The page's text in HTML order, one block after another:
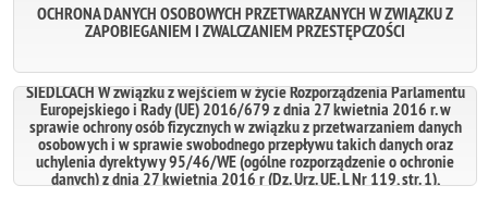
OCHRONA DANYCH OSOBOWYCH PRZETWARZANYCH W ZWIĄZKU Z
ZAPOBIEGANIEM I ZWALCZANIEM PRZESTĘPCZOŚCI
DANE OSOBOWE PRZETWARZANE W TRYBIE RODO W KMP W
SIEDLCACH W związku z wejściem w życie Rozporządzenia Parlamentu
Europejskiego i Rady (UE) 2016/679 z dnia 27 kwietnia 2016 r. w
sprawie ochrony osób fizycznych w związku z przetwarzaniem danych
osobowych i w sprawie swobodnego przepływu takich danych oraz
uchylenia dyrektywy 95/46/WE (ogólne rozporządzenie o ochronie
danych) z dnia 27 kwietnia 2016 r (Dz. Urz. UE. L Nr 119, str. 1),